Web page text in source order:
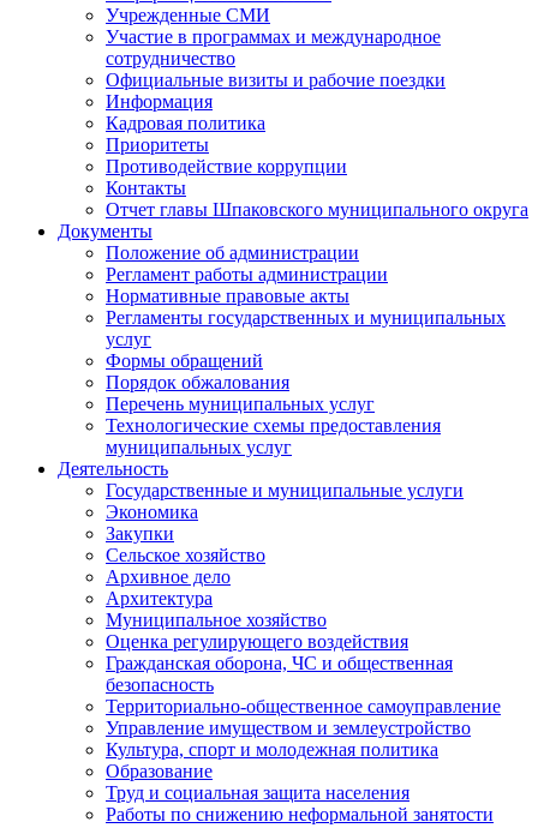
Учрежденные СМИ
Участие в программах и международное
сотрудничество
Официальные визиты и рабочие поездки
Информация
Кадровая политика
Приоритеты
Противодействие коррупции
Контакты
Отчет главы Шпаковского муниципального округа
Документы
Положение об администрации
Регламент работы администрации
Нормативные правовые акты
Регламенты государственных и муниципальных
услуг
Формы обращений
Порядок обжалования
Перечень муниципальных услуг
Технологические схемы предоставления
муниципальных услуг
Деятельность
Государственные и муниципальные услуги
Экономика
Закупки
Сельское хозяйство
Архивное дело
Архитектура
Муниципальное хозяйство
Оценка регулирующего воздействия
Гражданская оборона, ЧС и общественная
безопасность
Территориально-общественное самоуправление
Управление имуществом и землеустройство
Культура, спорт и молодежная политика
Образование
Труд и социальная защита населения
Работы по снижению неформальной занятости